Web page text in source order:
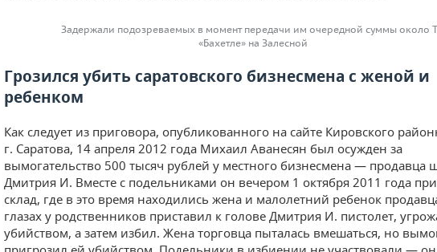
Задержали подозреваемых в момент передачи им очередной суммы около
«Бахетле» на Залесной
Грозился убить саратовского бизнесмена с женой и
ребенком
Как следует из приговора, опубликованного на сайте Кировского
г. Саратова, 14 апреля 2012 года Михаил Аванесян был осужден за
вымогательство 500 тысяч рублей у местного бизнесмена — продавца
Дмитрия И. Вместе с подельниками он вечером 1 октября 2011 года
склад, где в это время находились жена и малолетний ребенок
глазах у родственников приставил к голове Дмитрия И. пистолет,
убийством, а затем избил. Жена торговца пыталась вмешаться, но